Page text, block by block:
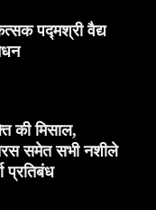
पद्मश्री वैद्य
की मिसाल,
समेत सभी नशीले
प्रतिबंध